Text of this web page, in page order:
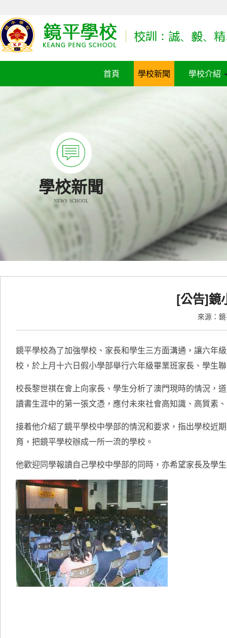
首頁 學校新聞 學校介紹
學校新聞
NEWS SCHOOL
[公告]鏡
來源：
鏡平學校為了加強學校、家長和學生三方面溝通，讓六年
校，於上月十六日假小學部舉行六年級畢業班家長、學生
校長黎世祺在會上向家長、學生分析了澳門現時的情況，
讀書生涯中的第一張文憑，應付未來社會高知識、高質素
接着他介紹了鏡平學校中學部的情況和要求，指出學校近
育，把鏡平學校辦成一所一流的學校。
他歡迎同學報讀自己學校中學部的同時，亦希望家長及學